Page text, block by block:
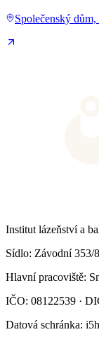
Společenský
Institut lázeňství a
Sídlo: Závodní 353/
Hlavní pracoviště:
IČO: 08122539 ·
Datová schránka: